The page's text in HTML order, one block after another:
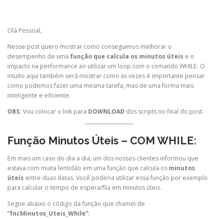
Olá Pessoal,
Nesse post quero mostrar como conseguimos melhorar o
desempenho de uma função que calcula os minutos úteis e o
impacto na performance ao utilizar um loop com o comando WHILE. O
intuito aqui também será mostrar como às vezes é importante pensar
como podemos fazer uma mesma tarefa, mas de uma forma mais
inteligente e eficiente.
OBS: Vou colocar o link para DOWNLOAD dos scripts no final do post.
Função Minutos Úteis – COM WHILE:
Em mais um caso do dia a dia, um dos nossos clientes informou que
estava com muita lentidão em uma função que calcula os minutos
úteis entre duas datas. Você poderia utilizar essa função por exemplo
para calcular o tempo de espera/fila em minutos úteis.
Segue abaixo o código da função que chamei de
“fncMinutos_Uteis_While”: